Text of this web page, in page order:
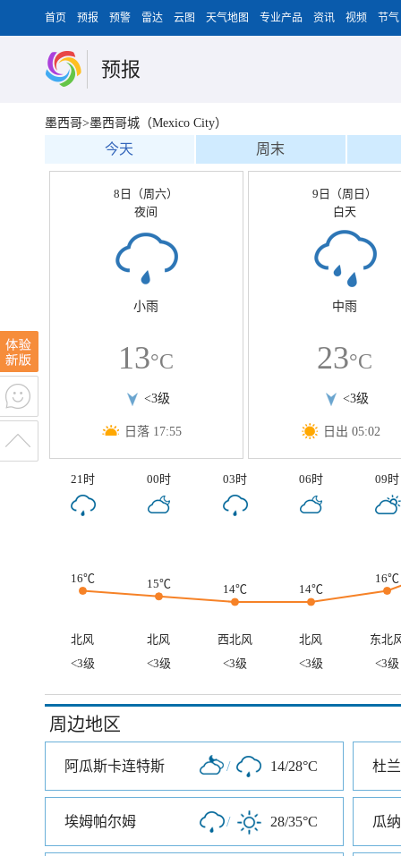
首页 预报 预警 雷达 云图 天气地图 专业产品 资讯 视频 节气
预报
墨西哥>墨西哥城（Mexico City）
今天 周末
8日（周六）
夜间
小雨
13°C
<3级
日落 17:55
9日（周日）
白天
中雨
23°C
<3级
日出 05:02
21时 00时 03时 06时 09时
16℃ 15℃ 14℃ 14℃
16℃
北风 北风 西北风 北风
东北
<3级
<3级 <3级 <3级 <3级
周边地区
阿瓜斯卡连特斯 / 14/28°C 杜
埃姆帕尔姆 / 28/35°C 瓜